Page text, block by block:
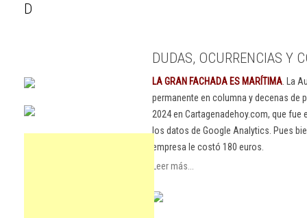
D
DUDAS, OCURRENCIAS Y
LA GRAN FACHADA ES MARÍTIMA . La
permanente en columna y decenas
2024 en Cartagenadehoy.com, que
los datos de Google Analytics. Pues
empresa le costó 180 euros.
Leer más...